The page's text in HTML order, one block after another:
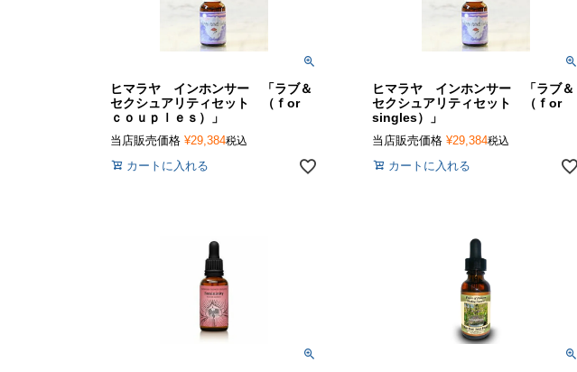
ヒマラヤ インホンサー 「ラブ＆
セクシュアリティセット （ｆor
ｃｏｕｐｌｅｓ）」
当店販売価格 ¥29,384税込
カートに入れる
ヒマラヤ インホンサー 「ラブ＆
セクシュアリティセット （ｆor
singles）」
当店販売価格 ¥29,384税込
カートに入れる